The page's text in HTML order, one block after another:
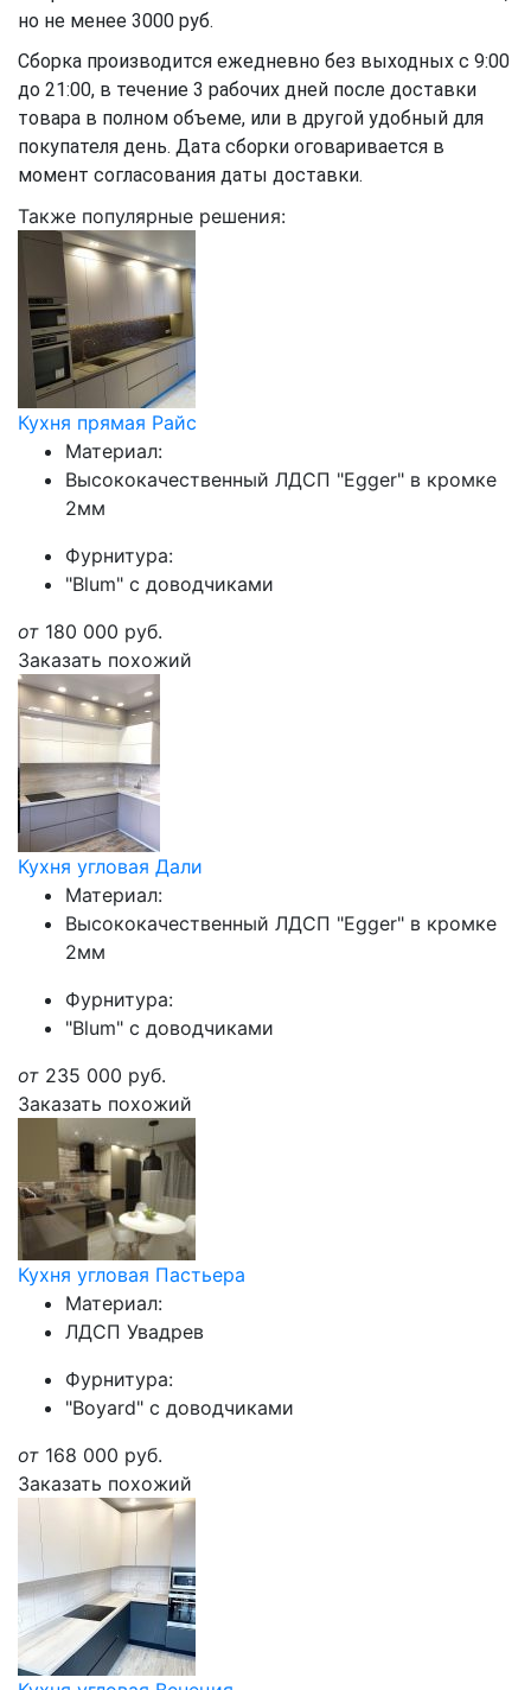
но не менее 3000 руб.
Сборка производится ежедневно без выходных с 9:00
до 21:00, в течение 3 рабочих дней после доставки
товара в полном объеме, или в другой удобный для
покупателя день. Дата сборки оговаривается в
момент согласования даты доставки.
Также популярные решения:
Кухня прямая Райс
Материал:
Высококачественный ЛДСП "Egger" в кромке
2мм
Фурнитура:
"Blum" с доводчиками
от 180 000 руб.
Заказать похожий
Кухня угловая Дали
Материал:
Высококачественный ЛДСП "Egger" в кромке
2мм
Фурнитура:
"Blum" с доводчиками
от 235 000 руб.
Заказать похожий
Кухня угловая Пастьера
Материал:
ЛДСП Увадрев
Фурнитура:
"Boyard" с доводчиками
от 168 000 руб.
Заказать похожий